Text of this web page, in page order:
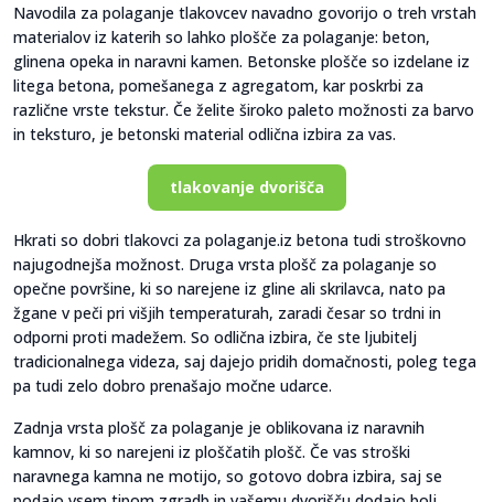
Navodila za polaganje tlakovcev navadno govorijo o treh vrstah
materialov iz katerih so lahko plošče za polaganje: beton,
glinena opeka in naravni kamen. Betonske plošče so izdelane iz
litega betona, pomešanega z agregatom, kar poskrbi za
različne vrste tekstur. Če želite široko paleto možnosti za barvo
in teksturo, je betonski material odlična izbira za vas.
tlakovanje dvorišča
Hkrati so dobri tlakovci za polaganje.iz betona tudi stroškovno
najugodnejša možnost. Druga vrsta plošč za polaganje so
opečne površine, ki so narejene iz gline ali skrilavca, nato pa
žgane v peči pri višjih temperaturah, zaradi česar so trdni in
odporni proti madežem. So odlična izbira, če ste ljubitelj
tradicionalnega videza, saj dajejo pridih domačnosti, poleg tega
pa tudi zelo dobro prenašajo močne udarce.
Zadnja vrsta plošč za polaganje je oblikovana iz naravnih
kamnov, ki so narejeni iz ploščatih plošč. Če vas stroški
naravnega kamna ne motijo, so gotovo dobra izbira, saj se